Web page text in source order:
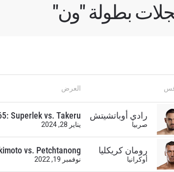
بطولة "ون"
العرض
رادي أوباتشيتش
صربيا
Superlek vs. Takeru
يناير 28, 2024
رومان كريكليا
أوكرانيا
vs. Petchtanong
نوفمبر 19, 2022
اشترك الآن للوصول إلى آخر الأخبار، وفتح
أفضل المقاعد لعروضنا الحية.